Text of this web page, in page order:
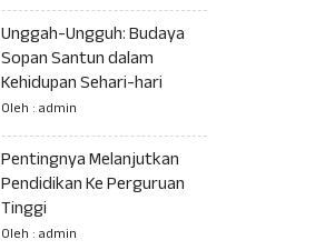
Unggah-Ungguh: Budaya
Sopan Santun dalam
Kehidupan Sehari-hari
Oleh : admin
Pentingnya Melanjutkan
Pendidikan Ke Perguruan
Tinggi
Oleh : admin